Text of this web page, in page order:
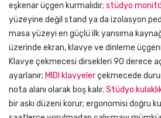
eşkenar üçgen kurmalıdır; stüdyo
yüzeyine değil stand ya da izolasyon
masa yüzeyi en güçlü ilk yansıma
üzerinde ekran, klavye ve dinleme üçgeni
Klavye çekmecesi dirsekleri 90 derece
ayarlanır; MIDI klavyelerçekmecede
nota alanı olarak boş kalır. Stüdyo
bir askı düzeni korur; ergonomisi doğru